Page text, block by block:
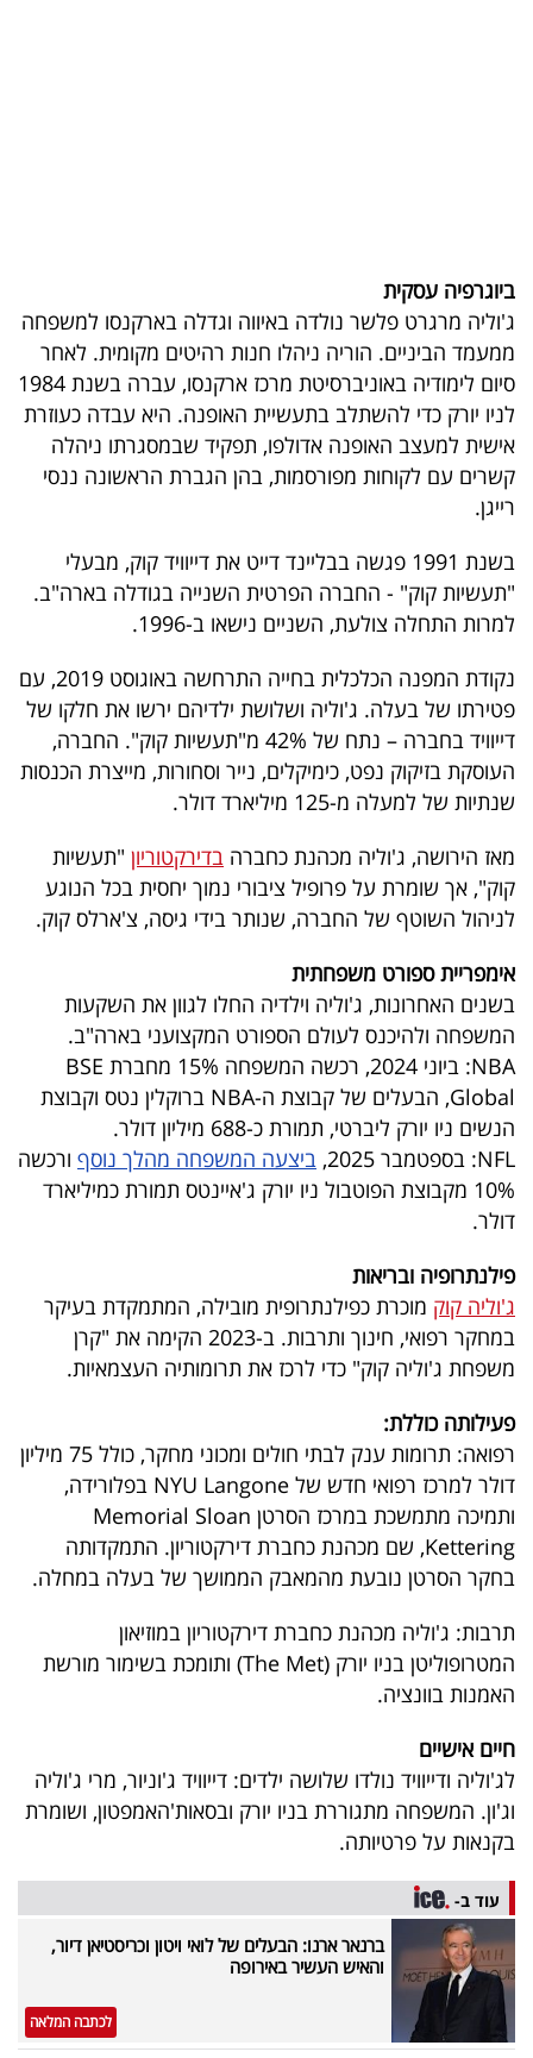
הכלכלי
פודקאסט
40
UNDER
40
שיתופי
פעולה
דרושים
ניוזלטרים
מייל
אדום
פרסמו
באייס
עקבו
אחרינו:
ביוגרפיה עסקית
ג'וליה מרגרט פלשר נולדה באיווה וגדלה בארקנסו למשפחה
ממעמד הביניים. הוריה ניהלו חנות רהיטים מקומית. לאחר
סיום לימודיה באוניברסיטת מרכז ארקנסו, עברה בשנת 1984
לניו יורק כדי להשתלב בתעשיית האופנה. היא עבדה כעוזרת
אישית למעצב האופנה אדולפו, תפקיד שבמסגרתו ניהלה
קשרים עם לקוחות מפורסמות, בהן הגברת הראשונה ננסי
רייגן.
בשנת 1991 פגשה בבליינד דייט את דייוויד קוק, מבעלי
"תעשיות קוק" - החברה הפרטית השנייה בגודלה בארה"ב.
למרות התחלה צולעת, השניים נישאו ב-1996.
נקודת המפנה הכלכלית בחייה התרחשה באוגוסט 2019, עם
פטירתו של בעלה. ג'וליה ושלושת ילדיהם ירשו את חלקו של
דייוויד בחברה – נתח של 42% מ"תעשיות קוק". החברה,
העוסקת בזיקוק נפט, כימיקלים, נייר וסחורות, מייצרת הכנסות
שנתיות של למעלה מ-125 מיליארד דולר.
מאז הירושה, ג'וליה מכהנת כחברה בדירקטוריון "תעשיות
קוק", אך שומרת על פרופיל ציבורי נמוך יחסית בכל הנוגע
לניהול השוטף של החברה, שנותר בידי גיסה, צ'ארלס קוק.
אימפריית ספורט משפחתית
בשנים האחרונות, ג'וליה וילדיה החלו לגוון את השקעות
המשפחה ולהיכנס לעולם הספורט המקצועני בארה"ב.
NBA: ביוני 2024, רכשה המשפחה 15% מחברת BSE
Global, הבעלים של קבוצת ה-NBA ברוקלין נטס וקבוצת
הנשים ניו יורק ליברטי, תמורת כ-688 מיליון דולר.
NFL: בספטמבר 2025,
ביצעה המשפחה מהלך נוסף ורכשה
10% מקבוצת הפוטבול ניו יורק ג'איינטס תמורת כמיליארד
דולר.
פילנתרופיה ובריאות
ג'וליה קוק מוכרת כפילנתרופית מובילה, המתמקדת בעיקר
במחקר רפואי, חינוך ותרבות. ב-2023 הקימה את "קרן
משפחת ג'וליה קוק" כדי לרכז את תרומותיה העצמאיות.
פעילותה כוללת:
רפואה: תרומות ענק לבתי חולים ומכוני מחקר, כולל 75 מיליון
דולר למרכז רפואי חדש של NYU Langone בפלורידה,
ותמיכה מתמשכת במרכז הסרטן Memorial Sloan
Kettering, שם מכהנת כחברת דירקטוריון. התמקדותה
בחקר הסרטן נובעת מהמאבק הממושך של בעלה במחלה.
תרבות: ג'וליה מכהנת כחברת דירקטוריון במוזיאון
המטרופוליטן בניו יורק (The Met) ותומכת בשימור מורשת
האמנות בוונציה.
חיים אישיים
לג'וליה ודייוויד נולדו שלושה ילדים: דייוויד ג'וניור, מרי ג'וליה
וג'ון. המשפחה מתגוררת בניו יורק ובסאות'האמפטון, ושומרת
בקנאות על פרטיותה.
עוד ב-
ברנאר ארנו: הבעלים של לואי ויטון וכריסטיאן דיור,
והאיש העשיר באירופה
לכתבה המלאה